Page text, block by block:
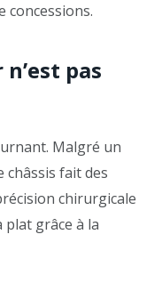
concessions.
pas
Malgré un
châssis fait des
chirurgicale
grâce à la